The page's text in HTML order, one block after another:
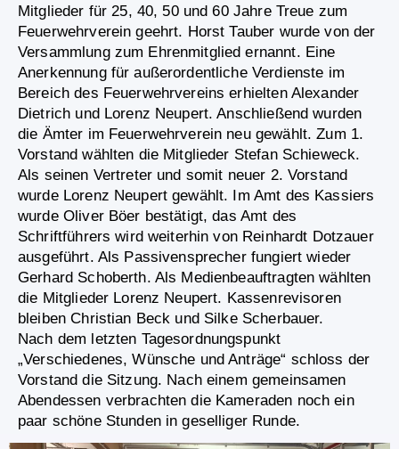
Mitglieder für 25, 40, 50 und 60 Jahre Treue zum
Feuerwehrverein geehrt. Horst Tauber wurde von der
Versammlung zum Ehrenmitglied ernannt. Eine
Anerkennung für außerordentliche Verdienste im
Bereich des Feuerwehrvereins erhielten Alexander
Dietrich und Lorenz Neupert. Anschließend wurden
die Ämter im Feuerwehrverein neu gewählt. Zum 1.
Vorstand wählten die Mitglieder Stefan Schieweck.
Als seinen Vertreter und somit neuer 2. Vorstand
wurde Lorenz Neupert gewählt. Im Amt des Kassiers
wurde Oliver Böer bestätigt, das Amt des
Schriftführers wird weiterhin von Reinhardt Dotzauer
ausgeführt. Als Passivensprecher fungiert wieder
Gerhard Schoberth. Als Medienbeauftragten wählten
die Mitglieder Lorenz Neupert. Kassenrevisoren
bleiben Christian Beck und Silke Scherbauer.
Nach dem letzten Tagesordnungspunkt
„Verschiedenes, Wünsche und Anträge“ schloss der
Vorstand die Sitzung. Nach einem gemeinsamen
Abendessen verbrachten die Kameraden noch ein
paar schöne Stunden in geselliger Runde.